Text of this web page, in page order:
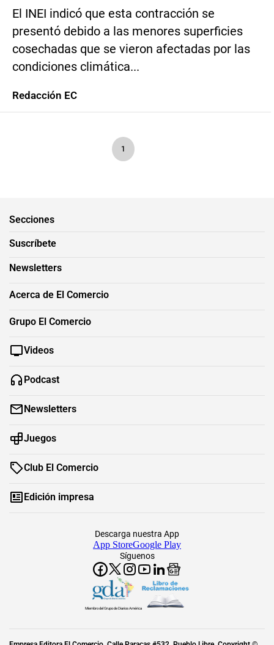
El INEI indicó que esta contracción se
presentó debido a las menores superficies
cosechadas que se vieron afectadas por las
condiciones climática...
Redacción EC
1
Secciones
Suscríbete
Newsletters
Acerca de El Comercio
Grupo El Comercio
Videos
Podcast
Newsletters
Juegos
Club El Comercio
Edición impresa
Síguenos
Descarga nuestra App
App StoreGoogle Play
Miembro del Grupo de Diarios América